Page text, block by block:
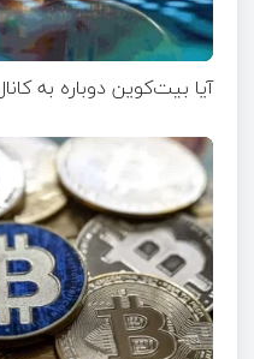
آیا بیت‌کوین دوباره به کانال ۴۴ هزار دلار